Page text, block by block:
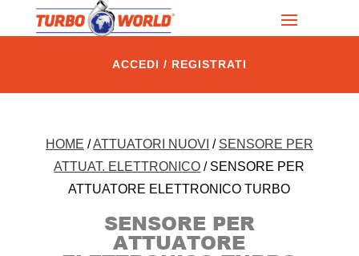
ACCEDI / REGISTRATI
HOME /ATTUATORI NUOVI / SENSORE PER
ATTUAT. ELETTRONICO / SENSORE PER
ATTUATORE ELETTRONICO TURBO
SENSORE PER
ATTUATORE